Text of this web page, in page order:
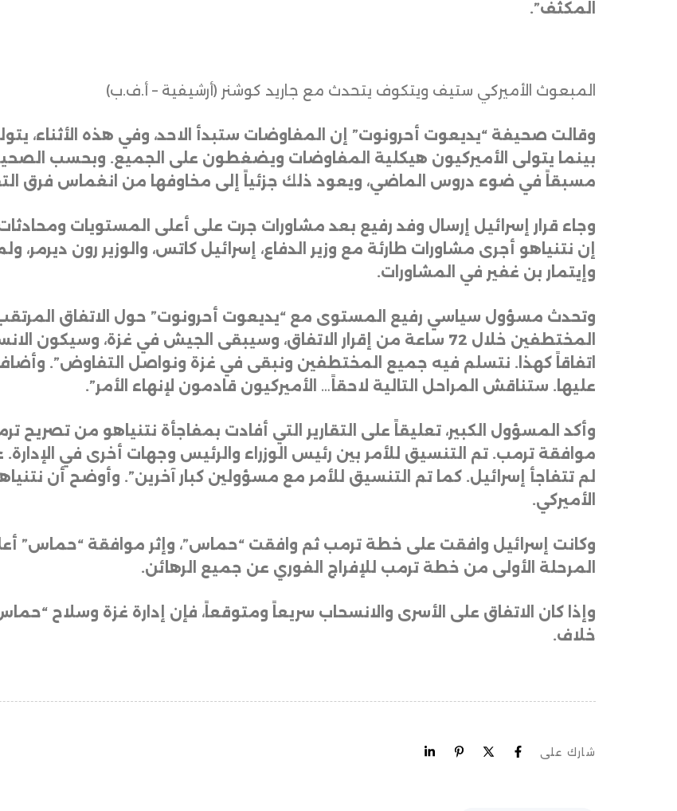
المكثف”.
المبعوث الأميركي ستيف ويتكوف يتحدث مع جاريد كوشنر (أرشيفية – أ.ف.ب)
وقالت صحيفة “يديعوت أحرونوت” إن المفاوضات ستبدأ الاحد، وفي هذه الأثناء،
بينما يتولى الأميركيون هيكلية المفاوضات ويضغطون على الجميع. وبحسب
مسبقاً في ضوء دروس الماضي، ويعود ذلك جزئياً إلى مخاوفها من انغماس فرق
وجاء قرار إسرائيل إرسال وفد رفيع بعد مشاورات جرت على أعلى المستويات
إن نتنياهو أجرى مشاورات طارئة مع وزير الدفاع، إسرائيل كاتس، والوزير رون
وإيتمار بن غفير في المشاورات.
وتحدث مسؤول سياسي رفيع المستوى مع “يديعوت أحرونوت” حول الاتفاق
المختطفين خلال 72 ساعة من إقرار الاتفاق، وسيبقى الجيش في غزة،
اتفاقاً كهذا. نتسلم فيه جميع المختطفين ونبقى في غزة ونواصل التفاوض”. وأضاف:
عليها. ستناقش المراحل التالية لاحقاً… الأميركيون قادمون لإنهاء الأمر”.
وأكد المسؤول الكبير، تعليقاً على التقارير التي أفادت بمفاجأة نتنياهو من تصريح
موافقة ترمب. تم التنسيق للأمر بين رئيس الوزراء والرئيس وجهات أخرى في
لم تتفاجأ إسرائيل. كما تم التنسيق للأمر مع مسؤولين كبار آخرين”. وأوضح أن
الأميركي.
وكانت إسرائيل وافقت على خطة ترمب ثم وافقت “حماس”، وإثر موافقة “حماس”
المرحلة الأولى من خطة ترمب للإفراج الفوري عن جميع الرهائن.
وإذا كان الاتفاق على الأسرى والانسحاب سريعاً ومتوقعاً، فإن إدارة غزة وسلاح
خلاف.
شارك على